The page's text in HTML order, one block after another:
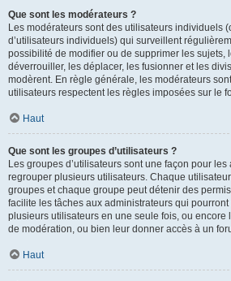
Que sont les modérateurs ?
Les modérateurs sont des utilisateurs individuels
d’utilisateurs individuels) qui surveillent
possibilité de modifier ou de supprimer les sujets,
déverrouiller, les déplacer, les fusionner et les
modèrent. En règle générale, les modérateurs
utilisateurs respectent les règles imposées sur le
Haut
Que sont les groupes d’utilisateurs ?
Les groupes d’utilisateurs sont une façon pour
regrouper plusieurs utilisateurs. Chaque
groupes et chaque groupe peut détenir des
facilite les tâches aux administrateurs qui
plusieurs utilisateurs en une seule fois, ou encore
de modération, ou bien leur donner accès à un
Haut